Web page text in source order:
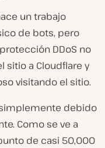
un trabajo
de bots, pero
DDoS no
sitio a Cloudflare y
visitando el sitio.
debido
Como se ve a
de casi 50,000